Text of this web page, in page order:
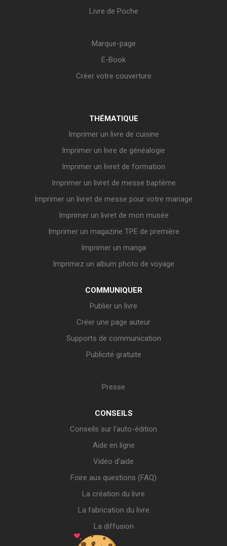
Livre de Poche
Marque-page
E-Book
Créer votre couverture
THÉMATIQUE
Imprimer un livre de cuisine
Imprimer un livre de généalogie
Imprimer un livret de formation
Imprimer un livret de messe baptême
Imprimer un livret de messe pour votre mariage
Imprimer un livret de mon musée
Imprimer un magazine TPE de première
Imprimer un manga
Imprimez un album photo de voyage
COMMUNIQUER
Publier un livre
Créer une page auteur
Supports de communication
Publicité gratuite
Presse
CONSEILS
Conseils sur l’auto-édition
Aide en ligne
Vidéo d’aide
Foire aux questions (FAQ)
La création du livre
La fabrication du livre
La diffusion